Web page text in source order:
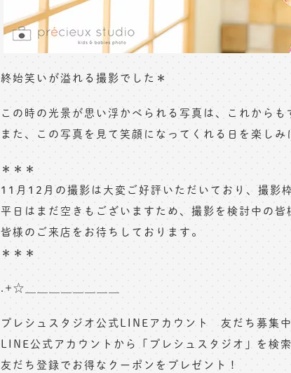
終始笑いが溢れる撮影でした＊
この時の光景が思い浮かべられる写真は、これからも
また、この写真を見て笑顔になってくれる日を楽しみ
＊＊＊
11月12月の撮影は大変ご好評いただいており、撮影
平日はまだ空きもございますため、撮影を検討中の皆
皆様のご来店をお待ちしております。
＊＊＊
.+☆＿＿＿＿＿＿＿＿
プレシュスタジオ公式LINEアカウント 友だち募集中
LINE公式アカウントから「プレシュスタジオ」を検
友だち登録でお得なクーポンをプレゼント！